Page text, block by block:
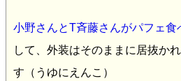
小野さんとT斉藤さんがパフェ食
して、外装はそのままに居抜か
す（うゆにえんこ）